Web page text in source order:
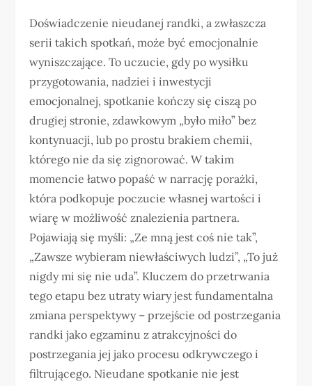
Doświadczenie nieudanej randki, a zwłaszcza
serii takich spotkań, może być emocjonalnie
wyniszczające. To uczucie, gdy po wysiłku
przygotowania, nadziei i inwestycji
emocjonalnej, spotkanie kończy się ciszą po
drugiej stronie, zdawkowym „było miło” bez
kontynuacji, lub po prostu brakiem chemii,
którego nie da się zignorować. W takim
momencie łatwo popaść w narrację porażki,
która podkopuje poczucie własnej wartości i
wiarę w możliwość znalezienia partnera.
Pojawiają się myśli: „Ze mną jest coś nie tak”,
„Zawsze wybieram niewłaściwych ludzi”, „To już
nigdy mi się nie uda”. Kluczem do przetrwania
tego etapu bez utraty wiary jest fundamentalna
zmiana perspektywy – przejście od postrzegania
randki jako egzaminu z atrakcyjności do
postrzegania jej jako procesu odkrywczego i
filtrującego. Nieudane spotkanie nie jest